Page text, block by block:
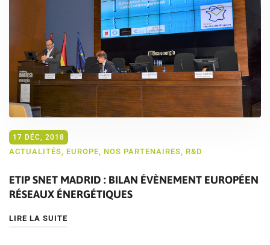
17 DÉC, 2018
ACTUALITÉS EUROPE NOS PARTENAIRES R&D
ETIP SNET MADRID : BILAN ÉVÈNEMENT EUROPÉEN
RÉSEAUX ÉNERGÉTIQUES
LIRE LA SUITE